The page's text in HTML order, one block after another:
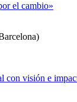
el cambio»
con visión e